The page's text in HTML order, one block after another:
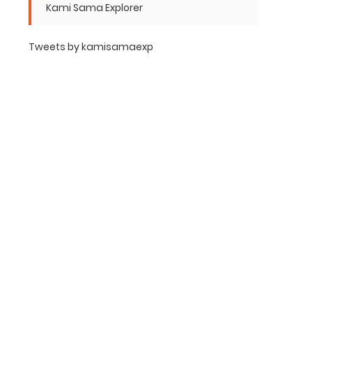
Kami Sama Explorer
Tweets by kamisamaexp